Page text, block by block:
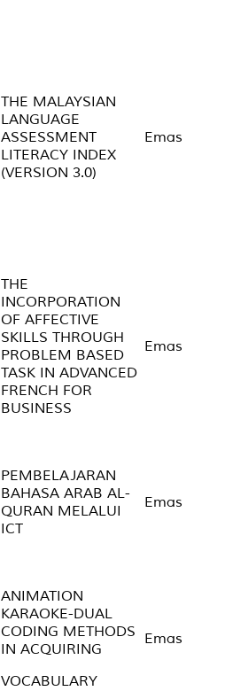
THE MALAYSIAN
LANGUAGE
ASSESSMENT
LITERACY INDEX
(VERSION 3.0)
Emas
THE
INCORPORATION
OF AFFECTIVE
SKILLS THROUGH
PROBLEM BASED
TASK IN ADVANCED
FRENCH FOR
BUSINESS
Emas
PEMBELAJARAN
BAHASA ARAB AL-
QURAN MELALUI
ICT
Emas
ANIMATION
KARAOKE-DUAL
CODING METHODS
IN ACQUIRING
VOCABULARY
Emas